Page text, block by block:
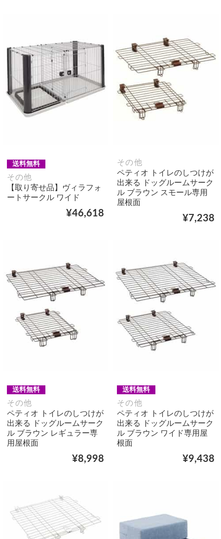
送料無料
その他
【取り寄せ品】ヴィラフォ
ートサークル ワイド
¥46,618
その他
ペティオ トイレのしつけが
出来る ドッグルームサーク
ル ブラウン スモール専用
屋根面
¥7,238
送料無料
その他
ペティオ トイレのしつけが
出来る ドッグルームサーク
ル ブラウン レギュラー専
用屋根面
¥8,998
送料無料
その他
ペティオ トイレのしつけが
出来る ドッグルームサーク
ル ブラウン ワイド専用屋
根面
¥9,438